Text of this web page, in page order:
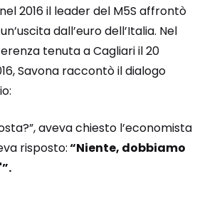
2016 il leader del M5S affrontò
dall’euro dell’Italia. Nel
tenuta a Cagliari il 20
Savona raccontò il dialogo
aveva chiesto l’economista
risposto:“Niente, dobbiamo